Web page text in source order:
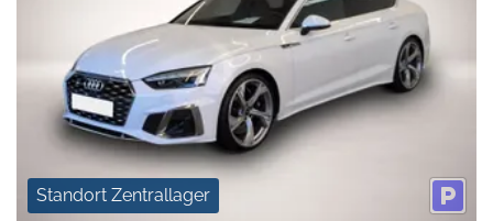
Standort Zentrallager